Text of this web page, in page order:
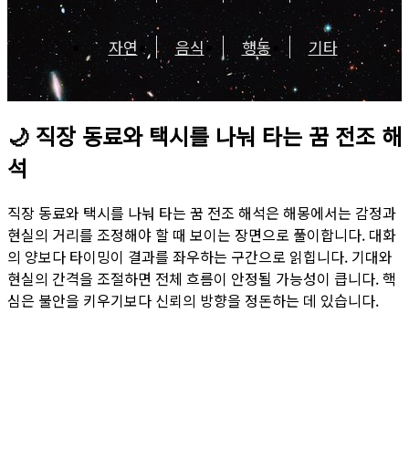
자연 음식 행동 기타
🌙 직장 동료와 택시를 나눠 타는 꿈 전조 해
석
직장 동료와 택시를 나눠 타는 꿈 전조 해석은 해몽에서는 감정과
현실의 거리를 조정해야 할 때 보이는 장면으로 풀이합니다. 대화
의 양보다 타이밍이 결과를 좌우하는 구간으로 읽힙니다. 기대와
현실의 간격을 조절하면 전체 흐름이 안정될 가능성이 큽니다. 핵
심은 불안을 키우기보다 신뢰의 방향을 정돈하는 데 있습니다.